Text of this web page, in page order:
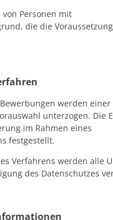
Personen mit
die die
werden einer
unterzogen. Die
im Rahmen eines
festgestellt.
Verfahrens werden alle
des Datenschutzes